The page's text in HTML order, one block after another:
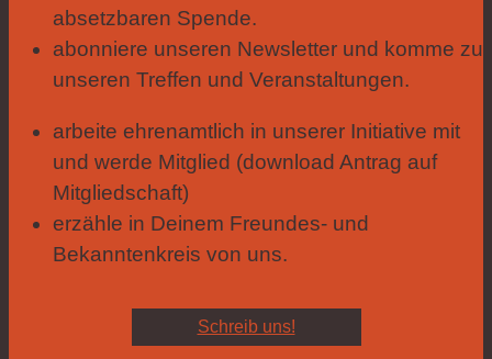
absetzbaren Spende.
abonniere unseren Newsletter und komme zu
unseren Treffen und Veranstaltungen.
arbeite ehrenamtlich in unserer Initiative mit
und werde Mitglied (download Antrag auf
Mitgliedschaft)
erzähle in Deinem Freundes- und
Bekanntenkreis von uns.
Schreib uns!